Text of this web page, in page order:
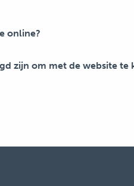
online?
zijn om met de website te